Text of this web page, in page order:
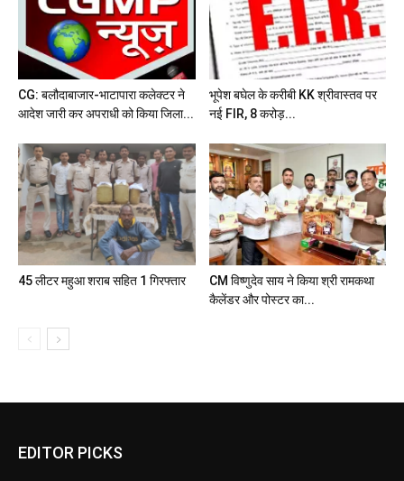
CG: बलौदाबाजार-भाटापारा कलेक्टर ने
आदेश जारी कर अपराधी को किया जिला...
भूपेश बघेल के करीबी KK श्रीवास्तव पर
नई FIR, 8 करोड़...
45 लीटर महुआ शराब सहित 1 गिरफ्तार
CM विष्णुदेव साय ने किया श्री रामकथा
कैलेंडर और पोस्टर का...
EDITOR PICKS